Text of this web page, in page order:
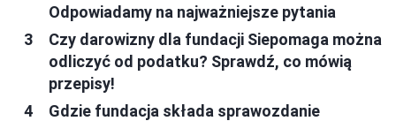
Odpowiadamy na najważniejsze pytania
Czy darowizny dla fundacji Siepomaga można
odliczyć od podatku? Sprawdź, co mówią
przepisy!
Gdzie fundacja składa sprawozdanie